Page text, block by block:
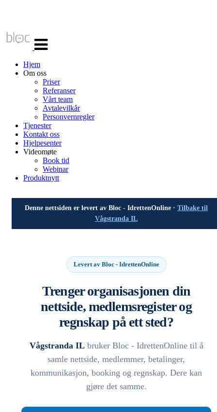
navigasjon
Hjem
Om oss
Priser
Referanser
Vårt team
Avtalevilkår
Personvernregler
Tjenester
Kontakt oss
Hjelpesenter
Videomøte
Book tid
Webinar
Produktnytt
Denne nettsiden er levert av Bloc - IdrettenOnline · Tilbake til
Vågstranda IL
Levert av Bloc - IdrettenOnline
Trenger organisasjonen din
nettside, medlemsregister og
regnskap på ett sted?
Vågstranda ILbruker Bloc - IdrettenOnline til å
samle nettside, medlemmer, betalinger,
kommunikasjon, booking og regnskap. Dere kan
gjøre det samme.